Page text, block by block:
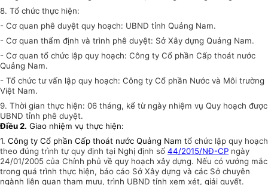
8. Tổ chức thực hiện:
- Cơ quan phê duyệt quy hoạch: UBND tỉnh Quảng Nam.
- Cơ quan thẩm định và trình phê duyệt: Sở Xây dựng Quảng Nam.
- Cơ quan tổ chức lập quy hoạch: Công ty Cổ phần Cấp thoát nước
Quảng Nam.
- Tổ chức tư vấn lập quy hoạch: Công ty Cổ phần Nước và Môi trường
Việt Nam.
9. Thời gian thực hiện: 06 tháng, kể từ ngày nhiệm vụ Quy hoạch được
UBND tỉnh phê duyệt.
Điều 2. Giao nhiệm vụ thực hiện:
1. Công ty Cổ phần Cấp thoát nước Quảng Nam tổ chức lập quy hoạch
theo đúng trình tự quy định tại Nghị định số 44/2015/NĐ-CP ngày
24/01/2005 của Chính phủ về quy hoạch xây dựng. Nếu có vướng mắc
trong quá trình thực hiện, báo cáo Sở Xây dựng và các Sở chuyên
ngành liên quan tham mưu, trình UBND tỉnh xem xét, giải quyết.